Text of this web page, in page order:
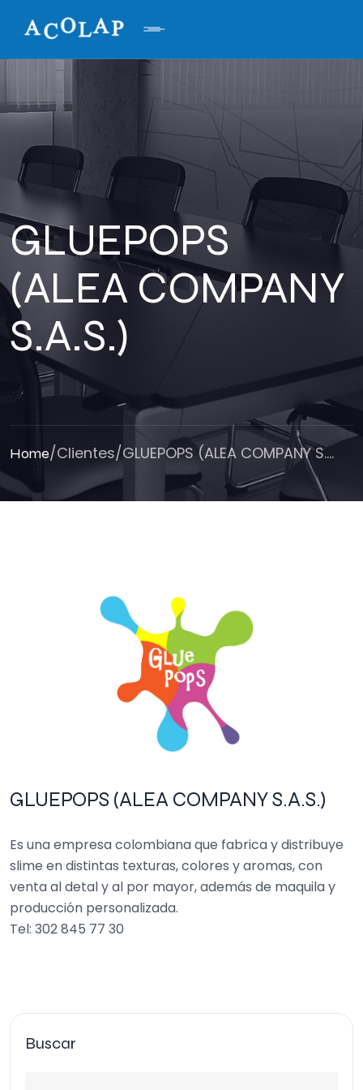
GLUEPOPS
(ALEA COMPANY
S.A.S.)
Home/Clientes/GLUEPOPS (ALEA COMPANY S....
GLUEPOPS (ALEA COMPANY S.A.S.)
Es una empresa colombiana que fabrica y distribuye
slime en distintas texturas, colores y aromas, con
venta al detal y al por mayor, además de maquila y
producción personalizada.
Tel: 302 845 77 30
Buscar